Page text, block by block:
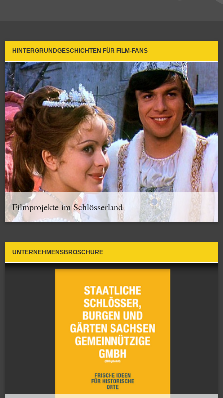
HINTERGRUNDGESCHICHTEN FÜR FILM-FANS
Filmprojekte im Schlösserland
UNTERNEHMENSBROSCHÜRE